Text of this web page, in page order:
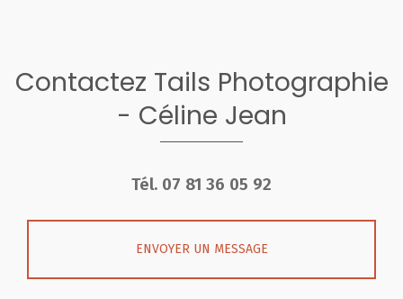
Contactez Tails Photographie
- Céline Jean
Tél. 07 81 36 05 92
ENVOYER UN MESSAGE